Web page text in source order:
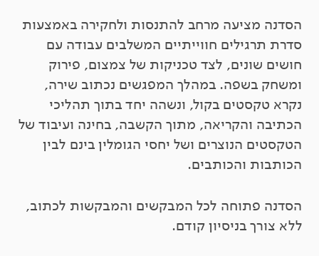
הסדנה מציעה מרחב להתנסות ולחקירה באמצעות
סדרת תרגילים חווייתיים המשלבים עבודה עם
חושים שונים, לצד טכניקות של צמצום, פירוק
ומשחק בשפה. במהלך המפגשים נכתוב שירה,
נקרא טקסטים בקול, ונשהה יחד בתוך תהליכי
הכתיבה והקריאה, מתוך הקשבה, בחינה ועיבוד של
הטקסטים הנוצרים ושל יחסי הגומלין בינם לבין
הכותבות והכותבים.
הסדנה פתוחה לכל המבקשים והמבקשות לכתוב,
ללא צורך בניסיון קודם.